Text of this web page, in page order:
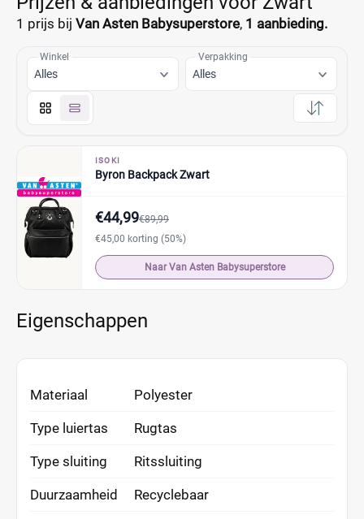
1 prijs bij Van Asten Babysuperstore, 1 aanbieding.
Winkel
Alles
Verpakking
Alles
ISOKI
Byron Backpack Zwart
€44,99€89,99
€45,00 korting (50%)
Naar Van Asten Babysuperstore
Eigenschappen
Materiaal Polyester
Type luiertas Rugtas
Type sluiting Ritssluiting
Duurzaamheid Recyclebaar